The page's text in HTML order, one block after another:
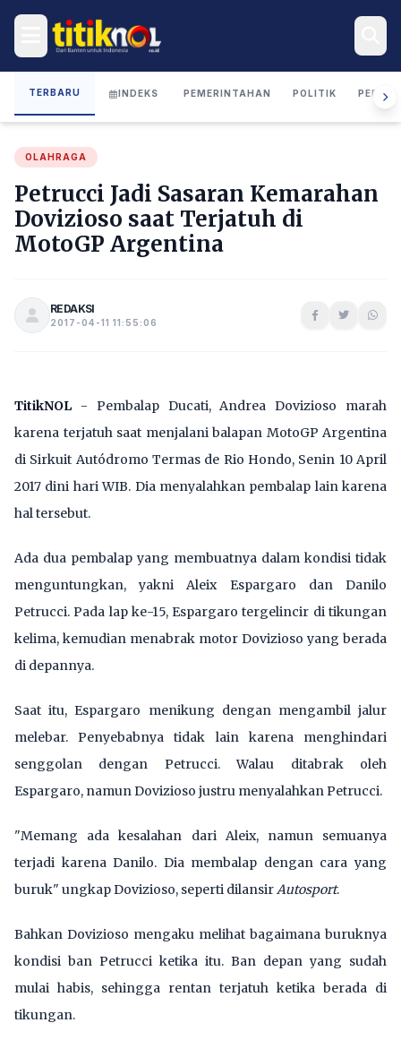
TERBARU INDEKS PEMERINTAHAN POLITIK
OLAHRAGA
Petrucci Jadi Sasaran Kemarahan
Dovizioso saat Terjatuh di
MotoGP Argentina
REDAKSI
2017-04-11 11:55:06
TitikNOL - Pembalap Ducati, Andrea Dovizioso marah
karena terjatuh saat menjalani balapan MotoGP Argentina
di Sirkuit Autódromo Termas de Rio Hondo, Senin 10 April
2017 dini hari WIB. Dia menyalahkan pembalap lain karena
hal tersebut.
Ada dua pembalap yang membuatnya dalam kondisi tidak
menguntungkan, yakni Aleix Espargaro dan Danilo
Petrucci. Pada lap ke-15, Espargaro tergelincir di tikungan
kelima, kemudian menabrak motor Dovizioso yang berada
di depannya.
Saat itu, Espargaro menikung dengan mengambil jalur
melebar. Penyebabnya tidak lain karena menghindari
senggolan dengan Petrucci. Walau ditabrak oleh
Espargaro, namun Dovizioso justru menyalahkan Petrucci.
"Memang ada kesalahan dari Aleix, namun semuanya
terjadi karena Danilo. Dia membalap dengan cara yang
buruk" ungkap Dovizioso, seperti dilansirAutosport.
Bahkan Dovizioso mengaku melihat bagaimana buruknya
kondisi ban Petrucci ketika itu. Ban depan yang sudah
mulai habis, sehingga rentan terjatuh ketika berada di
tikungan.